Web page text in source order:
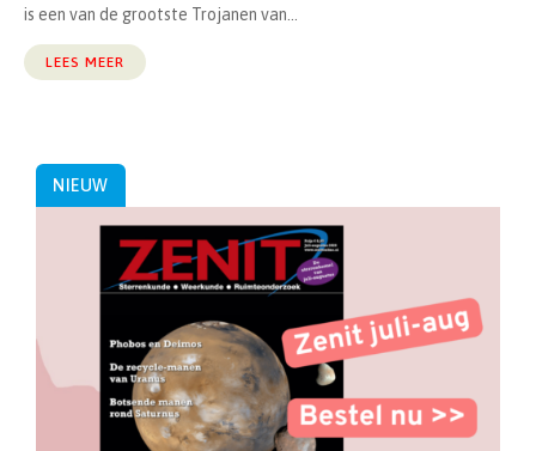
is een van de grootste Trojanen van...
LEES MEER
NIEUW